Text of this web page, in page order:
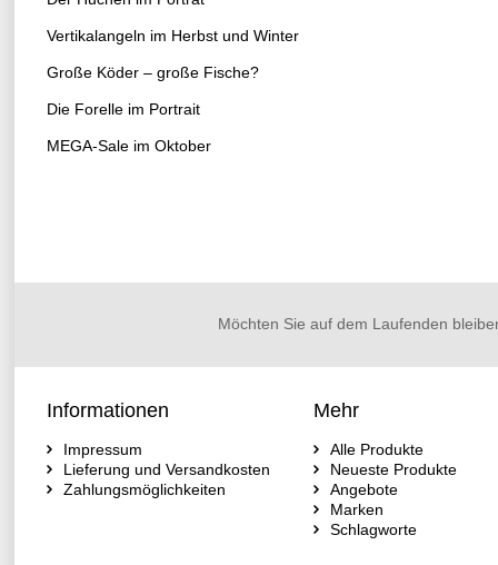
Vertikalangeln im Herbst und Winter
Große Köder – große Fische?
Die Forelle im Portrait
MEGA-Sale im Oktober
Möchten Sie auf dem Laufenden
Informationen
Impressum
Lieferung und Versandkosten
Zahlungsmöglichkeiten
Mehr
Alle Produkte
Neueste Produkte
Angebote
Marken
Schlagworte